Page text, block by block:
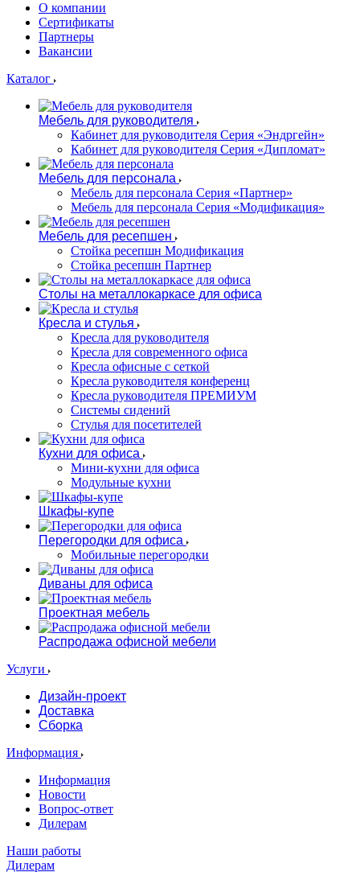
О компании
Сертификаты
Партнеры
Вакансии
Каталог
Мебель для руководителя
Кабинет для руководителя Серия «Эндргейн»
Кабинет для руководителя Серия «Дипломат»
Мебель для персонала
Мебель для персонала Серия «Партнер»
Мебель для персонала Серия «Модификация»
Мебель для ресепшен
Стойка ресепшн Модификация
Стойка ресепшн Партнер
Столы на металлокаркасе для офиса
Кресла и стулья
Кресла для руководителя
Кресла для современного офиса
Кресла офисные с сеткой
Кресла руководителя конференц
Кресла руководителя ПРЕМИУМ
Системы сидений
Стулья для посетителей
Кухни для офиса
Мини-кухни для офиса
Модульные кухни
Шкафы-купе
Перегородки для офиса
Мобильные перегородки
Диваны для офиса
Проектная мебель
Распродажа офисной мебели
Услуги
Дизайн-проект
Доставка
Сборка
Информация
Информация
Новости
Вопрос-ответ
Дилерам
Наши работы
Дилерам